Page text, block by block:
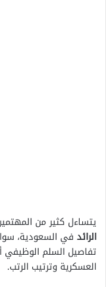
يتساءل كثير من
الرائد في السعودية،
تفاصيل السلم الوظيفي
العسكرية وترتيب الرتب.